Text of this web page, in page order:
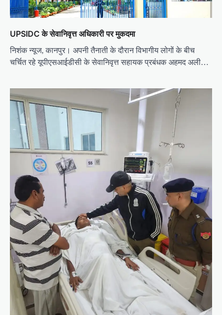
o
UPSIDC के सेवानिवृत्त अधिकारी पर मुकदमा
निशंक न्यूज, कानपुर। अपनी तैनाती के दौरान विभागीय लोगों के बीच
चर्चित रहे यूपीएसआईडीसी के सेवानिवृत्त सहायक प्रबंधक अहमद अली…